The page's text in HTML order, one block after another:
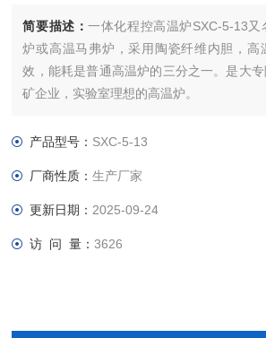
简要描述：一体化程控高温炉SXC-5-13
炉或高温马弗炉，采用陶瓷纤维内胆，高
效，能耗是普通高温炉的三分之一。是大
矿企业，实验室理想的高温炉。
产品型号： SXC-5-13
厂商性质：生产厂家
更新日期： 2025-09-24
访 问 量：3626